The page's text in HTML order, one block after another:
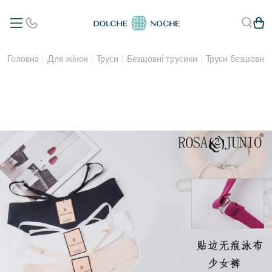
Головна Для жінок Труси Безшовні трусики Труси безшовні